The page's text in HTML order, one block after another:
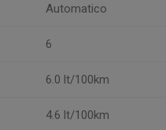
Automatico
6
6.0 lt/100km
4.6 lt/100km